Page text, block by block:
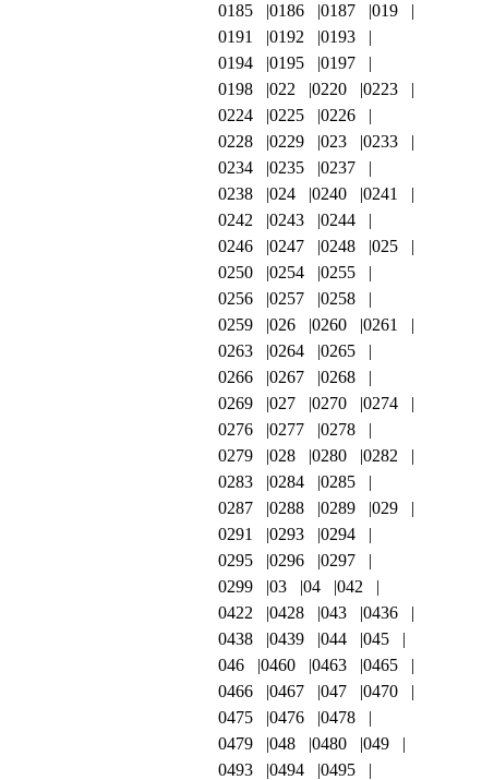
0185
0186 0187
019
0191
0192
0193
0194
0195
0197
0198
022 0220
0223
0224
0225
0226
0228
0229 023
0233
0234
0235
0237
0238
024 0240
0241
0242
0243
0244
0246
0247 0248
025
0250
0254
0255
0256
0257
0258
0259
026 0260
0261
0263
0264
0265
0266
0267
0268
0269
027 0270
0274
0276
0277
0278
0279
028 0280
0282
0283
0284
0285
0287
0288 0289
029
0291
0293
0294
0295
0296
0297
0299
03 04
042
0422
0428 043
0436
0438
0439 044
045
046
0460 0463
0465
0466
0467 047
0470
0475
0476
0478
0479
048 0480
049
0493
0494
0495